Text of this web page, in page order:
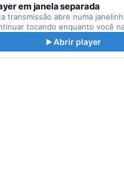
em janela separada
transmissão abre numa
tocando enquanto você
Abrir player